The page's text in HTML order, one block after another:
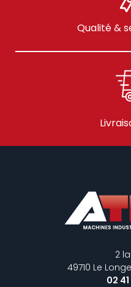
Qualité &
2
49710 Le
02